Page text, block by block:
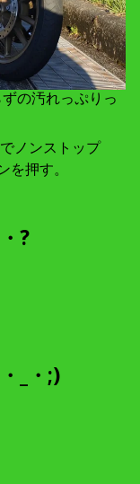
の汚れっぷりっ
ノンストップ
押す。
?
_・;)